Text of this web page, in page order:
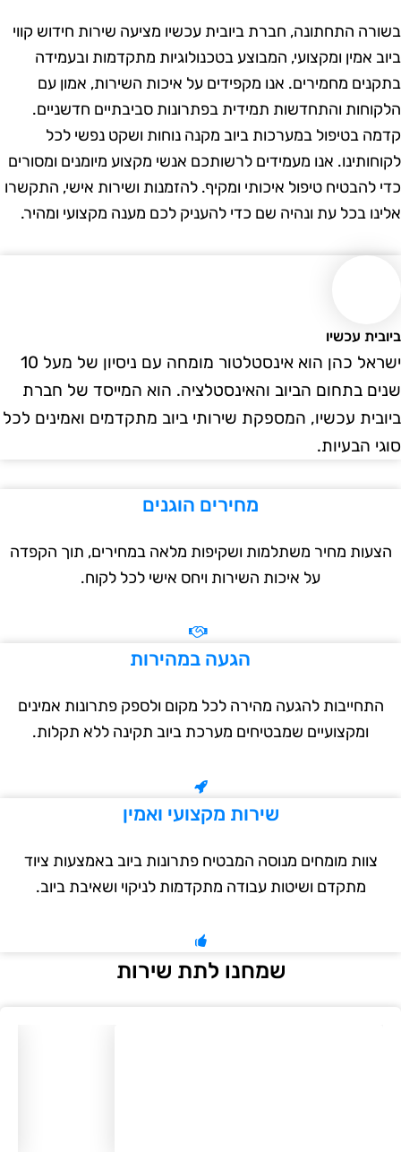
התחתונה, חברת ביובית עכשיו מציעה שירות חידוש קווי
אמין ומקצועי, המבוצע בטכנולוגיות מתקדמות ובעמידה
מחמירים. אנו מקפידים על איכות השירות, אמון עם
והתחדשות תמידית בפתרונות סביבתיים חדשניים.
בטיפול במערכות ביוב מקנה נוחות ושקט נפשי לכל
אנו מעמידים לרשותכם אנשי מקצוע מיומנים ומסורים
להבטיח טיפול איכותי ומקיף. להזמנות ושירות אישי, התקשרו
בכל עת ונהיה שם כדי להעניק לכם מענה מקצועי ומהיר.
עכשיו
ישראל כהן הוא אינסטלטור מומחה עם ניסיון של מעל 10
בתחום הביוב והאינסטלציה. הוא המייסד של חברת
עכשיו, המספקת שירותי ביוב מתקדמים ואמינים לכל
הבעיות.
מחירים הוגנים
מחיר משתלמות ושקיפות מלאה במחירים, תוך הקפדה
על איכות השירות ויחס אישי לכל לקוח.
הגעה במהירות
להגעה מהירה לכל מקום ולספק פתרונות אמינים
ומקצועיים שמבטיחים מערכת ביוב תקינה ללא תקלות.
שירות מקצועי ואמין
צוות מומחים מנוסה המבטיח פתרונות ביוב באמצעות ציוד
מתקדם ושיטות עבודה מתקדמות לניקוי ושאיבת ביוב.
שמחנו לתת שירות